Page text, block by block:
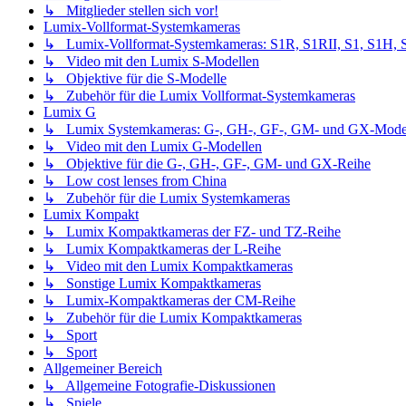
↳ Mitglieder stellen sich vor!
Lumix-Vollformat-Systemkameras
↳ Lumix-Vollformat-Systemkameras: S1R, S1RII, S1, S1H,
↳ Video mit den Lumix S-Modellen
↳ Objektive für die S-Modelle
↳ Zubehör für die Lumix Vollformat-Systemkameras
Lumix G
↳ Lumix Systemkameras: G-, GH-, GF-, GM- und GX-
↳ Video mit den Lumix G-Modellen
↳ Objektive für die G-, GH-, GF-, GM- und GX-Reihe
↳ Low cost lenses from China
↳ Zubehör für die Lumix Systemkameras
Lumix Kompakt
↳ Lumix Kompaktkameras der FZ- und TZ-Reihe
↳ Lumix Kompaktkameras der L-Reihe
↳ Video mit den Lumix Kompaktkameras
↳ Sonstige Lumix Kompaktkameras
↳ Lumix-Kompaktkameras der CM-Reihe
↳ Zubehör für die Lumix Kompaktkameras
↳ Sport
↳ Sport
Allgemeiner Bereich
↳ Allgemeine Fotografie-Diskussionen